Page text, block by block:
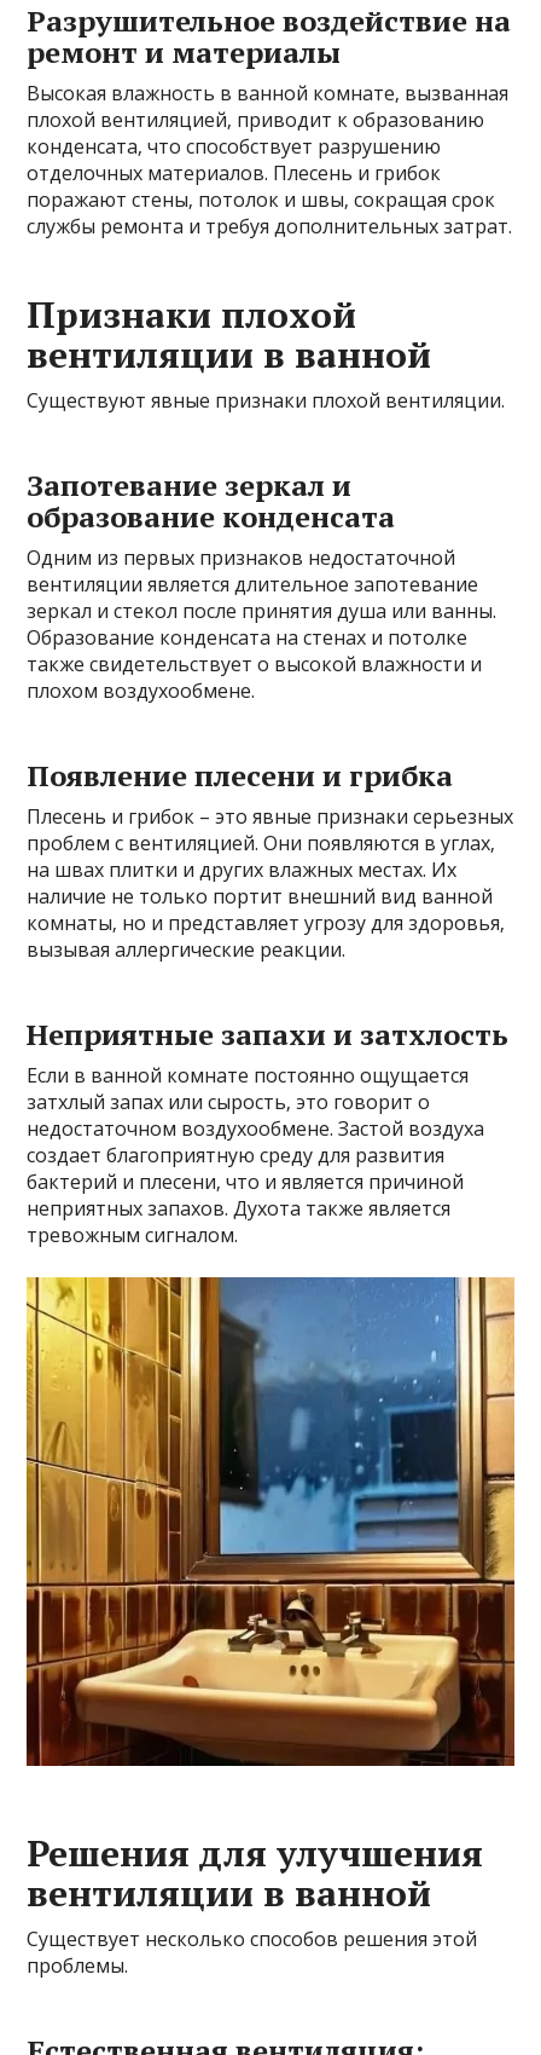
Разрушительное воздействие на
ремонт и материалы
Высокая влажность в ванной комнате‚ вызванная
плохой вентиляцией‚ приводит к образованию
конденсата‚ что способствует разрушению
отделочных материалов. Плесень и грибок
поражают стены‚ потолок и швы‚ сокращая срок
службы ремонта и требуя дополнительных затрат.
Признаки плохой
вентиляции в ванной
Существуют явные признаки плохой вентиляции.
Запотевание зеркал и
образование конденсата
Одним из первых признаков недостаточной
вентиляции является длительное запотевание
зеркал и стекол после принятия душа или ванны.
Образование конденсата на стенах и потолке
также свидетельствует о высокой влажности и
плохом воздухообмене.
Появление плесени и грибка
Плесень и грибок – это явные признаки серьезных
проблем с вентиляцией. Они появляются в углах‚
на швах плитки и других влажных местах. Их
наличие не только портит внешний вид ванной
комнаты‚ но и представляет угрозу для здоровья‚
вызывая аллергические реакции.
Неприятные запахи и затхлость
Если в ванной комнате постоянно ощущается
затхлый запах или сырость‚ это говорит о
недостаточном воздухообмене. Застой воздуха
создает благоприятную среду для развития
бактерий и плесени‚ что и является причиной
неприятных запахов. Духота также является
тревожным сигналом.
Решения для улучшения
вентиляции в ванной
Существует несколько способов решения этой
проблемы.